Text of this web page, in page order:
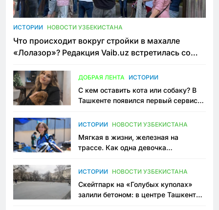
ИСТОРИИ НОВОСТИ УЗБЕКИСТАНА
Что происходит вокруг стройки в махалле
«Лолазор»? Редакция Vaib.uz встретилась со
ДОБРАЯ ЛЕНТА ИСТОРИИ
С кем оставить кота или собаку? В
Ташкенте появился первый сервис
ИСТОРИИ НОВОСТИ УЗБЕКИСТАНА
Мягкая в жизни, железная на
трассе. Как одна девочка
Узбекистане
ИСТОРИИ НОВОСТИ УЗБЕКИСТАНА
Скейтпарк на «Голубых куполах»
залили бетоном: в центре Ташкента